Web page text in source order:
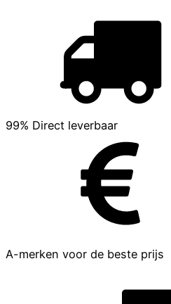
99% Direct leverbaar
A-merken voor de beste prijs